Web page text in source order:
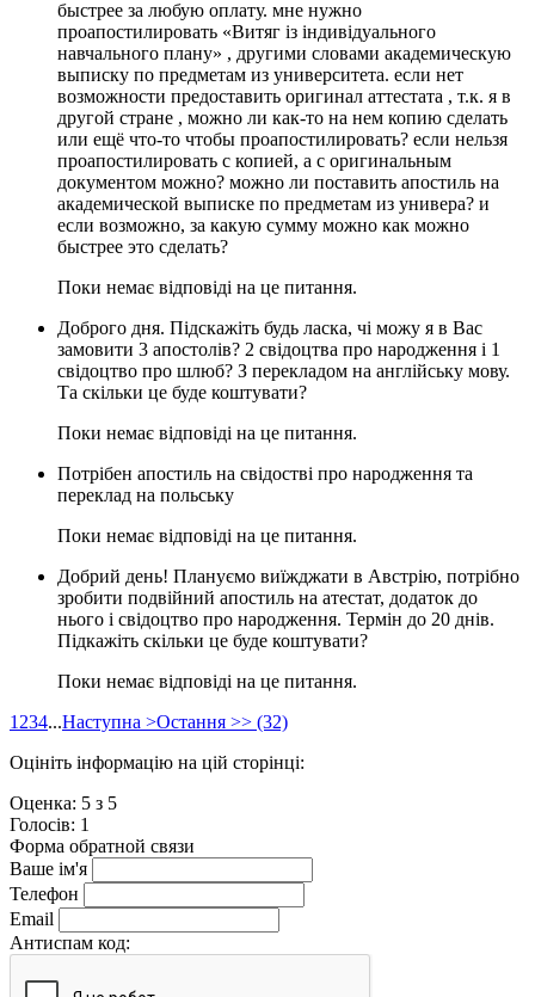
быстрее за любую оплату. мне нужно
проапостилировать «Витяг із індивідуального
навчального плану» , другими словами академическую
выписку по предметам из университета. если нет
возможности предоставить оригинал аттестата , т.к. я в
другой стране , можно ли как-то на нем копию сделать
или ещё что-то чтобы проапостилировать? если нельзя
проапостилировать с копией, а с оригинальным
документом можно? можно ли поставить апостиль на
академической выписке по предметам из универа? и
если возможно, за какую сумму можно как можно
быстрее это сделать?
Поки немає відповіді на це питання.
Доброго дня. Підскажіть будь ласка, чі можу я в Вас
замовити 3 апостолів? 2 свідоцтва про народження і 1
свідоцтво про шлюб? З перекладом на англійську мову.
Та скільки це буде коштувати?
Поки немає відповіді на це питання.
Потрібен апостиль на свідостві про народження та
переклад на польську
Поки немає відповіді на це питання.
Добрий день! Плануємо виїжджати в Австрію, потрібно
зробити подвійний апостиль на атестат, додаток до
нього і свідоцтво про народження. Термін до 20 днів.
Підкажіть скільки це буде коштувати?
Поки немає відповіді на це питання.
1 234...Наступна >Остання >> (32)
Оцініть інформацію на цій сторінці:
Оценка: 5 з 5
Голосiв: 1
Форма обратной связи
Ваше ім'я
Телефон
Email
Антиспам код: